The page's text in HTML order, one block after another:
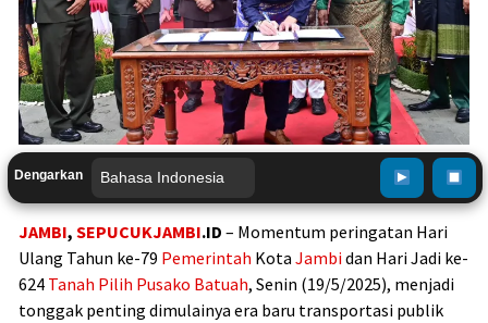
Dengarkan
JAMBI, SEPUCUKJAMBI.ID – Momentum peringatan Hari
Ulang Tahun ke-79 Pemerintah Kota Jambidan Hari Jadi ke-
624 Tanah Pilih Pusako Batuah, Senin (19/5/2025), menjadi
tonggak penting dimulainya era baru transportasi publik